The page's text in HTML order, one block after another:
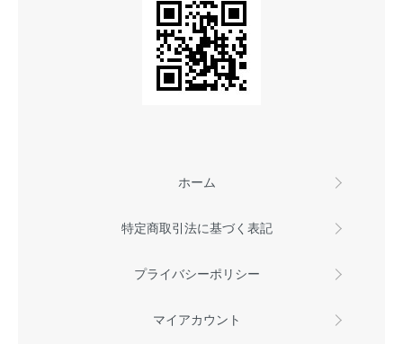
ホーム
特定商取引法に基づく表記
プライバシーポリシー
マイアカウント